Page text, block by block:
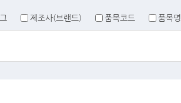
제조사(브랜드) 품목코드 품목명